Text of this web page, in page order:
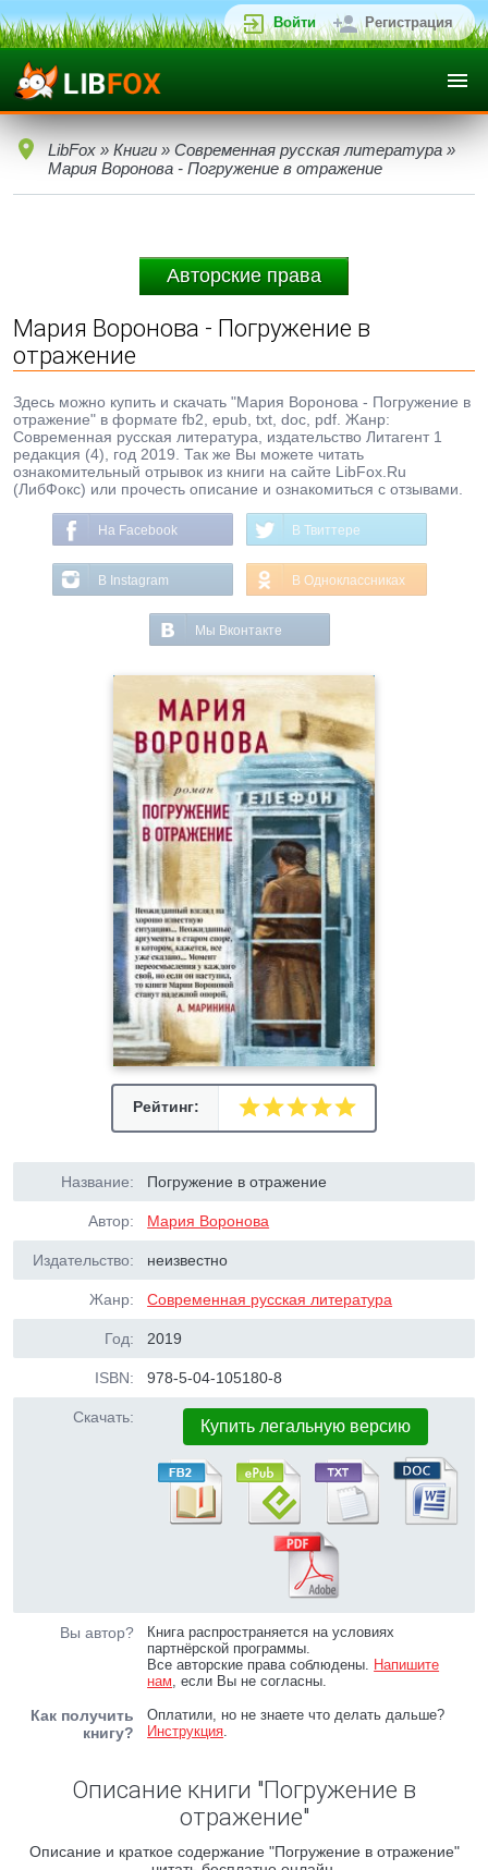
Войти Регистрация
LibFox » Книги » Современная русская литература »
Мария Воронова - Погружение в отражение
Авторские права
Мария Воронова - Погружение в
отражение
Здесь можно купить и скачать "Мария Воронова - Погружение в
отражение" в формате fb2, epub, txt, doc, pdf. Жанр:
Современная русская литература, издательство Литагент 1
редакция (4), год 2019. Так же Вы можете читать
ознакомительный отрывок из книги на сайте LibFox.Ru
(ЛибФокс) или прочесть описание и ознакомиться с отзывами.
На Facebook В Твиттере
В Instagram В Одноклассниках
Мы Вконтакте
Рейтинг:
Название: Погружение в отражение
Автор: Мария Воронова
Издательство: неизвестно
Жанр: Современная русская литература
Год: 2019
ISBN: 978-5-04-105180-8
Скачать: Купить легальную версию
Вы автор?
Книга распространяется на условиях
партнёрской программы.
Все авторские права соблюдены. Напишите
нам, если Вы не согласны.
Как получить
книгу?
Оплатили, но не знаете что делать дальше?
Инструкция.
Описание книги "Погружение в
отражение"
Описание и краткое содержание "Погружение в отражение"